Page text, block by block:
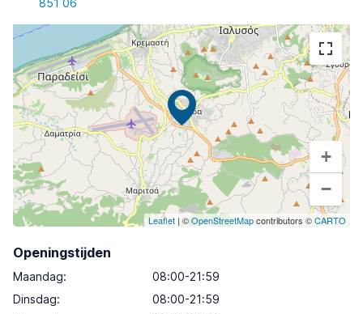
851 06
+
−
Leaflet | ©OpenStreetMapcontributors ©CARTO
Openingstijden
Maandag:
08:00-21:59
Dinsdag:
08:00-21:59